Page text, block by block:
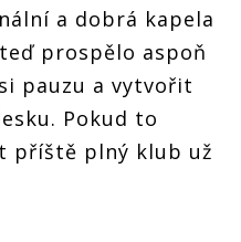
a dobrá kapela
prospělo aspoň
pauzu a vytvořit
Pokud to
příště plný klub už